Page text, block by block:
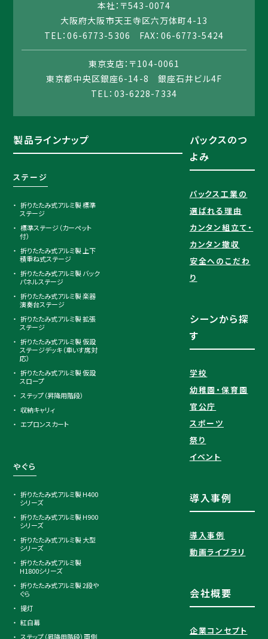
本社：〒543-0074
大阪府大阪市天王寺区六万体町4-13
TEL：06-6773-5306 FAX：06-6773-5424
東京支店：〒104-0061
東京都中央区銀座6-14-8 銀座石井ビル4F
TEL：03-6228-7334
製品ラインナップ
ステージ
折りたたみ式アルミ製 標準
ステージ
標準ステージ（カーペット
付）
折りたたみ式アルミ製 上下
積重ね式ステージ
折りたたみ式アルミ製 バック
パネルステージ
折りたたみ式アルミ製 楽器
演奏台ステージ
折りたたみ式アルミ製 拡張
ステージ
折りたたみ式アルミ製 仮設
ステージデッキ（車いす席対
応）
折りたたみ式アルミ製 仮設
スロープ
ステップ（昇降用階段）
収納キャリィ
エプロンスカート
やぐら
折りたたみ式アルミ製 H400
シリーズ
折りたたみ式アルミ製 H900
シリーズ
折りたたみ式アルミ製 大型
シリーズ
折りたたみ式アルミ製
H1800シリーズ
折りたたみ式アルミ製 2段や
ぐら
提灯
紅白幕
ステップ（昇降用階段）両側
パックスのつ
よみ
パックス工業の
選ばれる理由​
カンタン組立て・
カンタン撤収
安全へのこだわ
り
シーンから探
す
学校
幼稚園・保育園
官公庁
スポーツ
祭り
イベント
導入事例
導入事例
動画ライブラリ
会社概要
企業コンセプト